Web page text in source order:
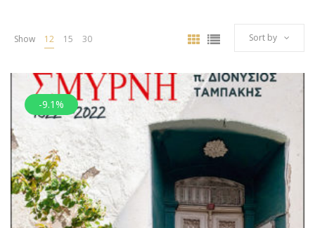
Show 12 15 30 Sort by
-9.1%